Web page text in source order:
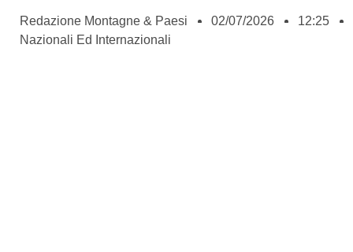
Redazione Montagne & Paesi 02/07/2026
12:25
Nazionali Ed Internazionali